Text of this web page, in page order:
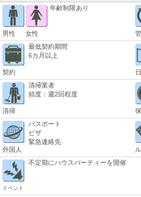
男性 女性
年齢制限あり
契約
最低契約期間
6カ月以上
清掃
清掃業者
頻度：週2回程度
外国人
パスポート
ビザ
緊急連絡先
イベント
不定期にハウスパーティーを開催